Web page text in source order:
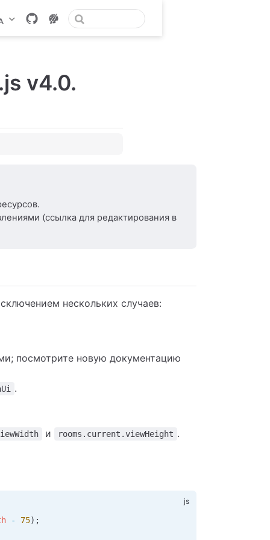
v4.0.
(ссылка для редактирования в
нескольких случаев:
посмотрите новую документацию
.
и rooms.current.viewHeight .
- 75);